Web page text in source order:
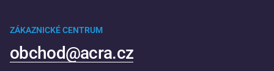
ZÁKAZNICKÉ CENTRUM
obchod@acra.cz